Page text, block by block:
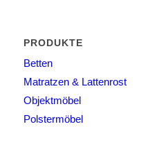
PRODUKTE
Betten
Matratzen & Lattenrost
Objektmöbel
Polstermöbel